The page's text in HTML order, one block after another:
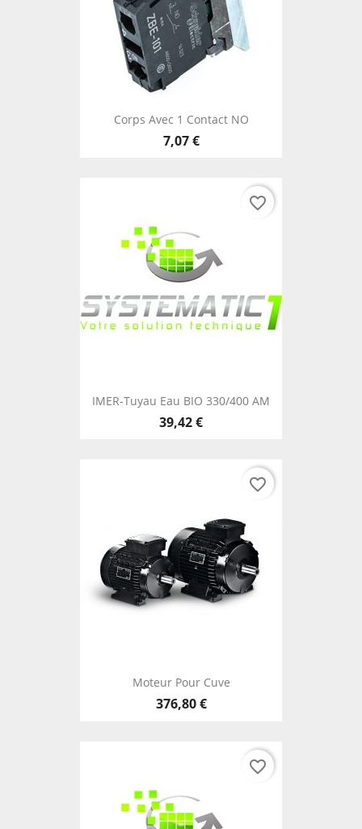
Corps Avec 1 Contact NO
7,07 €
IMER-Tuyau Eau BIO 330/400 AM
39,42 €
favorite_border
Moteur Pour Cuve
376,80 €
favorite_border
favorite_border